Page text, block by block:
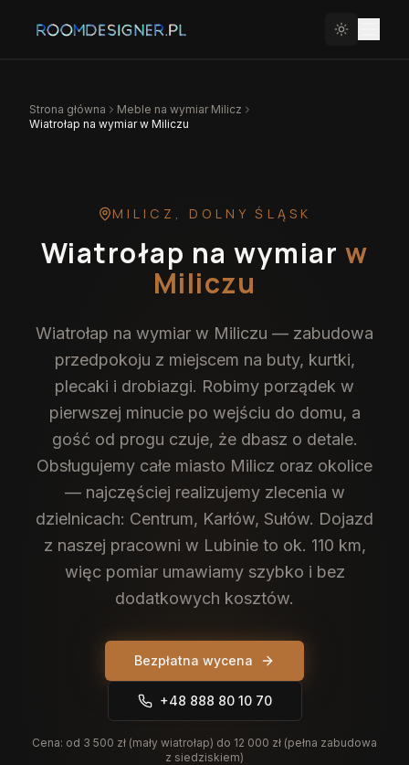
Strona główna Meble na wymiar Milicz
Wiatrołap na wymiar w Miliczu
MILICZ , DOLNY ŚLĄSK
Wiatrołap na wymiar w
Miliczu
Wiatrołap na wymiar w Miliczu — zabudowa
przedpokoju z miejscem na buty, kurtki,
plecaki i drobiazgi. Robimy porządek w
pierwszej minucie po wejściu do domu, a
gość od progu czuje, że dbasz o detale.
Obsługujemy całe miasto Milicz oraz okolice
— najczęściej realizujemy zlecenia w
dzielnicach: Centrum, Karłów, Sułów. Dojazd
z naszej pracowni w Lubinie to ok. 110 km,
więc pomiar umawiamy szybko i bez
dodatkowych kosztów.
Bezpłatna wycena
+48 888 80 10 70
Cena: od 3 500 zł (mały wiatrołap) do 12 000 zł (pełna zabudowa
z siedziskiem)